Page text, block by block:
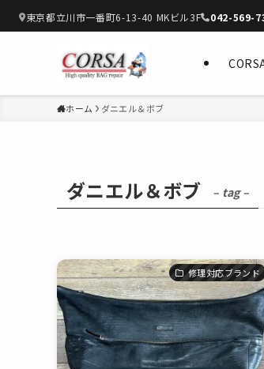
東京都立川市一番町6-13-40 MKビル3F 042-569-
ホーム ダニエル＆ボブ
ダニエル＆ボブ – tag –
修理対応ブランド